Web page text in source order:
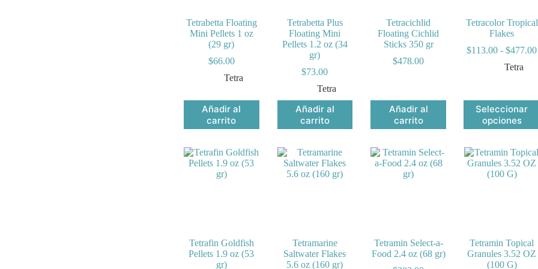
de
producto
de
producto
Tetrabetta Floating
Mini Pellets 1 oz
(29 gr)
$66.00
Tetra
Añadir al
carrito
Tetrabetta Plus
Floating Mini
Pellets 1.2 oz (34
gr)
$73.00
Tetra
Añadir al
carrito
Tetracichlid
Floating Cichlid
Sticks 350 gr
$478.00
Añadir al
carrito
Tetracolor Tropical
Flakes
$113.00 - $477.00
Tetra
Seleccionar
opciones
Este
producto
tiene
variantes.
Las
opciones
se
de
producto
Tetrafin Goldfish
Pellets 1.9 oz (53
gr)
Tetramarine
Saltwater Flakes
5.6 oz (160 gr)
Tetramin Select-a-
Food 2.4 oz (68 gr)
Tetramin Topical
Granules 3.52 OZ
(100 G)